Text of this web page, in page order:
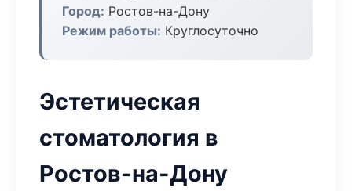
Город: Ростов-на-Дону
Режим работы: Круглосуточно
Эстетическая
стоматология в
Ростов-на-Дону